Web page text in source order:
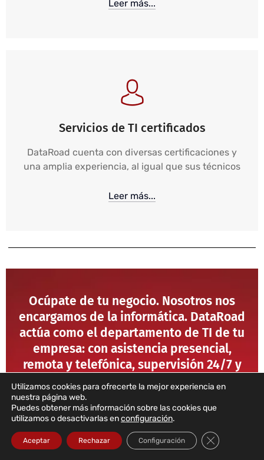
Leer más...
Servicios de TI certificados
DataRoad cuenta con diversas certificaciones y
una amplia experiencia, al igual que sus técnicos
Leer más...
Ocúpate de tu negocio. Nosotros nos
encargamos de la informática. DataRoad
actúa como el departamento de TI de tu
empresa: con asistencia presencial,
remota y telefónica, supervisión 24/7 y
respuesta inmediata ante cualquier
Utilizamos cookies para ofrecerte la mejor experiencia en
nuestra página web.
Puedes obtener más información sobre las cookies que
utilizamos o desactivarlas enconfiguración.
Aceptar Rechazar Configuración Cerrar el